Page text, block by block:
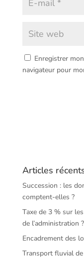
Enregistrer
navigateur pour
Articles
Succession : les
comptent-elles ?
Taxe de 3 % sur
de l’administration ?
Encadrement des
Transport fluvial